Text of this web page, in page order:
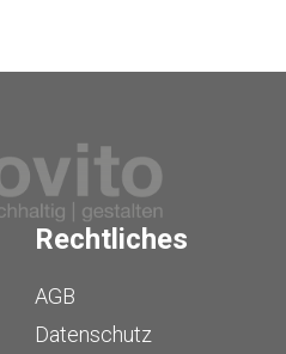
Rechtliches
AGB
Datenschutz